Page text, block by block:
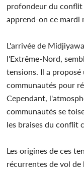
profondeur du conflit
apprend-on ce mardi
L'arrivée de
l'Extrême-Nord,
tensions. Il a
communautés pour
Cependant,
communautés se
les braises du conflit
Les origines de ces
récurrentes de vol de